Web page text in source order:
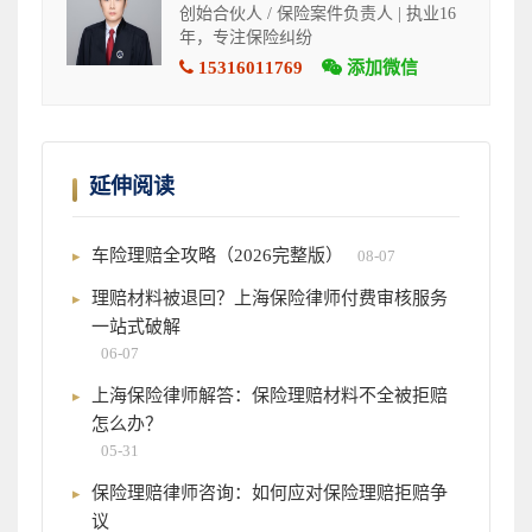
创始合伙人 / 保险案件负责人 | 执业16
年，专注保险纠纷
15316011769 添加微信
延伸阅读
车险理赔全攻略（2026完整版） 08-07
理赔材料被退回？上海保险律师付费审核服务
一站式破解
06-07
上海保险律师解答：保险理赔材料不全被拒赔
怎么办？
05-31
保险理赔律师咨询：如何应对保险理赔拒赔争
议